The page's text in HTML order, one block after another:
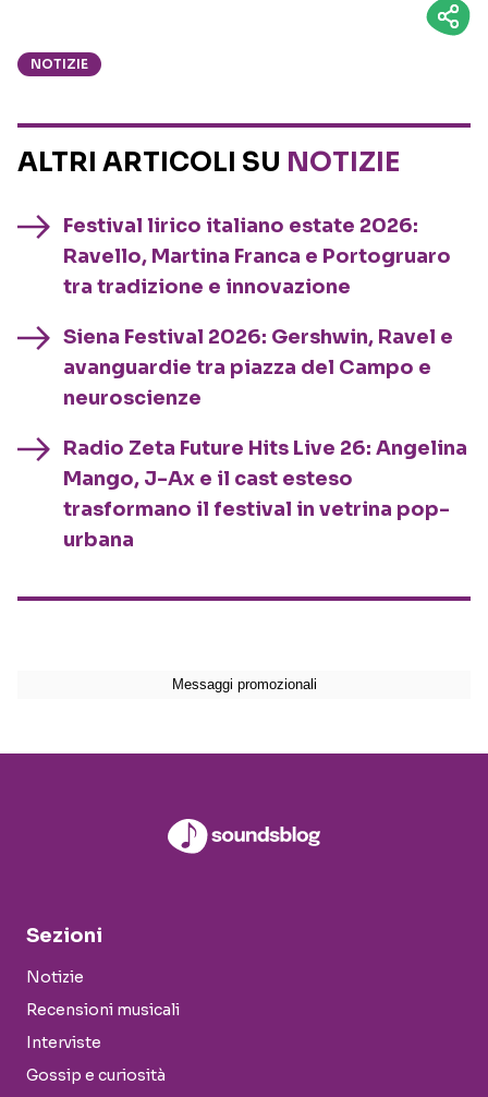
NOTIZIE
ALTRI ARTICOLI SU NOTIZIE
Festival lirico italiano estate 2026:
Ravello, Martina Franca e Portogruaro
tra tradizione e innovazione
Siena Festival 2026: Gershwin, Ravel e
avanguardie tra piazza del Campo e
neuroscienze
Radio Zeta Future Hits Live 26: Angelina
Mango, J-Ax e il cast esteso
trasformano il festival in vetrina pop-
urbana
Sezioni
Notizie
Recensioni musicali
Interviste
Gossip e curiosità